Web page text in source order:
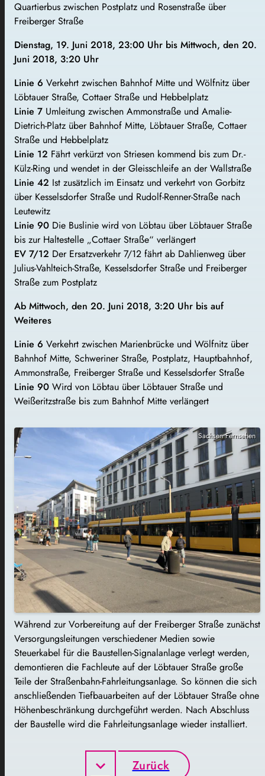
Quartierbus zwischen Postplatz und Rosenstraße über
Freiberger Straße
Dienstag, 19. Juni 2018, 23:00 Uhr bis Mittwoch, den 20.
Juni 2018, 3:20 Uhr
Linie 6 Verkehrt zwischen Bahnhof Mitte und Wölfnitz über
Löbtauer Straße, Cottaer Straße und Hebbelplatz
Linie 7 Umleitung zwischen Ammonstraße und Amalie-
Dietrich-Platz über Bahnhof Mitte, Löbtauer Straße, Cottaer
Straße und Hebbelplatz
Linie 12 Fährt verkürzt von Striesen kommend bis zum Dr.-
Külz-Ring und wendet in der Gleisschleife an der Wallstraße
Linie 42 Ist zusätzlich im Einsatz und verkehrt von Gorbitz
über Kesselsdorfer Straße und Rudolf-Renner-Straße nach
Leutewitz
Linie 90 Die Buslinie wird von Löbtau über Löbtauer Straße
bis zur Haltestelle „Cottaer Straße“ verlängert
EV 7/12 Der Ersatzverkehr 7/12 fährt ab Dahlienweg über
Julius-Vahlteich-Straße, Kesselsdorfer Straße und Freiberger
Straße zum Postplatz
Ab Mittwoch, den 20. Juni 2018, 3:20 Uhr bis auf
Weiteres
Linie 6 Verkehrt zwischen Marienbrücke und Wölfnitz über
Bahnhof Mitte, Schweriner Straße, Postplatz, Hauptbahnhof,
Ammonstraße, Freiberger Straße und Kesselsdorfer Straße
Linie 90 Wird von Löbtau über Löbtauer Straße und
Weißeritzstraße bis zum Bahnhof Mitte verlängert
Sachsen Fernsehen
Während zur Vorbereitung auf der Freiberger Straße zunächst
Versorgungsleitungen verschiedener Medien sowie
Steuerkabel für die Baustellen-Signalanlage verlegt werden,
demontieren die Fachleute auf der Löbtauer Straße große
Teile der Straßenbahn-Fahrleitungsanlage. So können die sich
anschließenden Tiefbauarbeiten auf der Löbtauer Straße ohne
Höhenbeschränkung durchgeführt werden. Nach Abschluss
der Baustelle wird die Fahrleitungsanlage wieder installiert.
Zurück